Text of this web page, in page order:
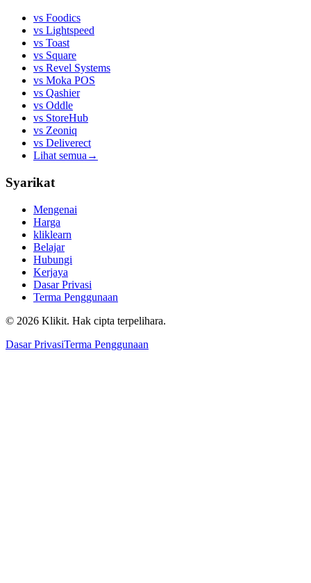
vs Foodics
vs Lightspeed
vs Toast
vs Square
vs Revel Systems
vs Moka POS
vs Qashier
vs Oddle
vs StoreHub
vs Zeoniq
vs Deliverect
Lihat semua →
Syarikat
Mengenai
Harga
kliklearn
Belajar
Hubungi
Kerjaya
Dasar Privasi
Terma Penggunaan
© 2026 Klikit. Hak cipta terpelihara.
Dasar PrivasiTerma Penggunaan